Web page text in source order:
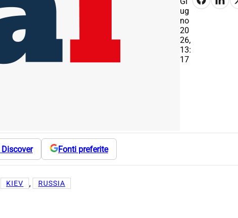
ug
no
20
26,
13:
17
Discover Fonti preferite
KIEV , RUSSIA